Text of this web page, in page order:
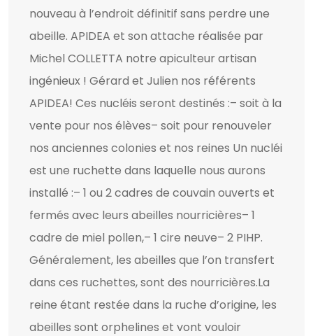
nouveau à l’endroit définitif sans perdre une
abeille. APIDEA et son attache réalisée par
Michel COLLETTA notre apiculteur artisan
ingénieux ! Gérard et Julien nos référents
APIDEA! Ces nucléis seront destinés :– soit à la
vente pour nos élèves– soit pour renouveler
nos anciennes colonies et nos reines Un nucléi
est une ruchette dans laquelle nous aurons
installé :– 1 ou 2 cadres de couvain ouverts et
fermés avec leurs abeilles nourricières– 1
cadre de miel pollen,– 1 cire neuve– 2 PIHP.
Généralement, les abeilles que l’on transfert
dans ces ruchettes, sont des nourricières.La
reine étant restée dans la ruche d’origine, les
abeilles sont orphelines et vont vouloir